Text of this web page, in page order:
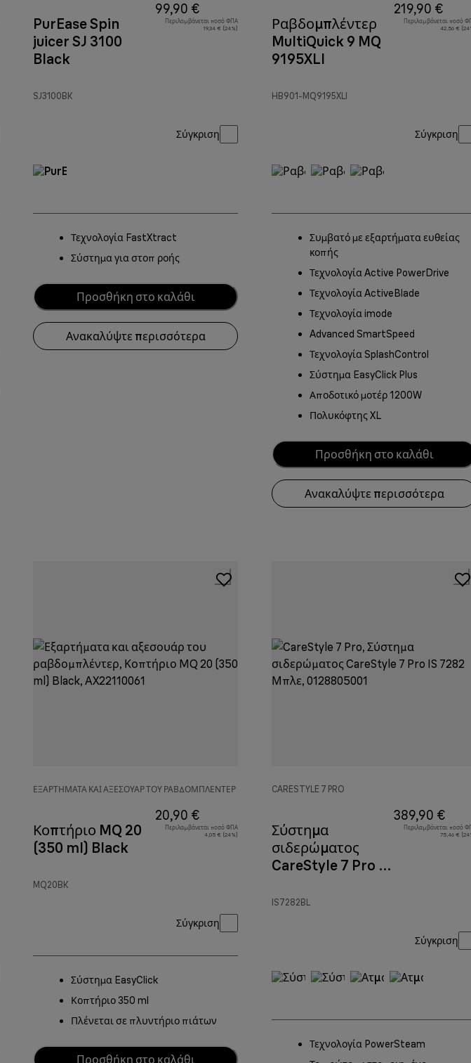
PurEase Spin
juicer SJ 3100
Black
SJ3100BK
99,90 €
Περιλαμβάνεται ποσό ΦΠΑ
19,34 € (24%)
Σύγκριση
Τεχνολογία FastXtract
Σύστημα για στοπ ροής
Προσθήκη στο καλάθι
Ανακαλύψτε περισσότερα
Ραβδομπλέντερ
MultiQuick 9 MQ
9195XLI
HB901-MQ9195XLI
219,90 €
Περιλαμβάνεται ποσό
42,56 €
Σύγκριση
Συμβατό με εξαρτήματα ευθείας
κοπής
Τεχνολογία Active PowerDrive
Τεχνολογία ActiveBlade
Τεχνολογία imode
Advanced SmartSpeed
Τεχνολογία SplashControl
Σύστημα EasyClick Plus
Αποδοτικό μοτέρ 1200W
Πολυκόφτης XL
Προσθήκη στο καλάθι
Ανακαλύψτε περισσότερα
ΕΞΑΡΤΉΜΑΤΑ ΚΑΙ ΑΞΕΣΟΥΆΡ ΤΟΥ ΡΑΒΔΟΜΠΛΈΝΤΕΡ
Κοπτήριο MQ 20
(350 ml) Black
MQ20BK
20,90 €
Περιλαμβάνεται ποσό ΦΠΑ
4,05 € (24%)
Σύγκριση
Σύστημα EasyClick
Κοπτήριο 350 ml
Πλένεται σε πλυντήριο πιάτων
Προσθήκη στο καλάθι
CARESTYLE 7 PRO
Σύστημα
σιδερώματος
CareStyle 7 Pro IS
IS7282BL
389,90 €
Περιλαμβάνεται ποσό
75,46 €
Σύγκριση
Τεχνολογία PowerSteam